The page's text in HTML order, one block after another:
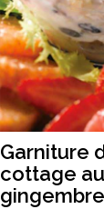
Garniture
cottage
gingembre